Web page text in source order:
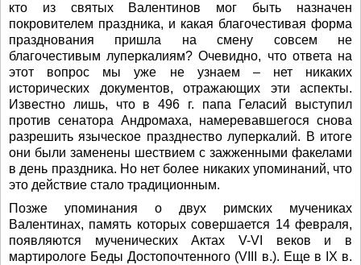
кто из святых Валентинов мог быть назначен
покровителем праздника, и какая благочестивая форма
празднования пришла на смену совсем не
благочестивым луперкалиям? Очевидно, что ответа на
этот вопрос мы уже не узнаем – нет никаких
исторических документов, отражающих эти аспекты.
Известно лишь, что в 496 г. папа Геласий выступил
против сенатора Андромаха, намеревавшегося снова
разрешить языческое празднество луперкалий. В итоге
они были заменены шествием с зажженными факелами
в день праздника. Но нет более никаких упоминаний, что
это действие стало традиционным.
Позже упоминания о двух римских мучениках
Валентинах, память которых совершается 14 февраля,
появляются мученических Актах V-VI веков и в
мартирологе Беды Достопочтенного (VIII в.). Еще в IX в.